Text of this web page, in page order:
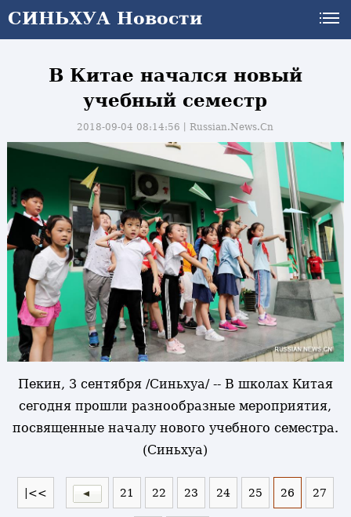
СИНЬХУА Новости
В Китае начался новый
учебный семестр
2018-09-04 08:14:56丨Russian.News.Cn
Пекин, 3 сентября /Синьхуа/ -- В школах Китая
сегодня прошли разнообразные мероприятия,
посвященные началу нового учебного семестра.
(Синьхуа)
|<< 21 22 23 24 25 26 27